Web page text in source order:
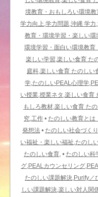
境教育・おもしろい環境教
学力向上,学力問題,沖縄 学
教育・環境学習・楽しい
環境学習・面白い環境教育
楽しい学習,楽しい食育 た
庭科,楽しい食育 たのしい
学,たのしいPEAL心理学
い授業,授業ネタ,楽しい食育
もしろ教材,楽しい食育 た
究,工作 • たのしい教育とは
発想法 • たのしい社会づくり
い福祉・楽しい福祉,たのし
たのしい食育, • たのしい科
グ,PEALカウンセリング
たのしい課題解決,Purify／
しい課題解決,楽しい対人関